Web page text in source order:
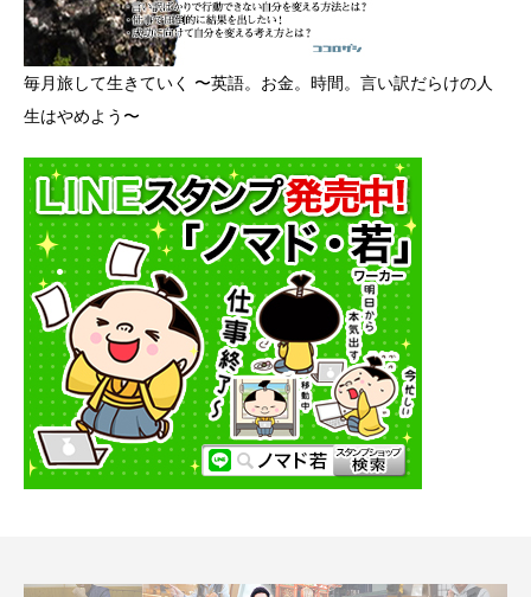
毎月旅して生きていく 〜英語。お金。時間。言い訳だらけの人
生はやめよう〜